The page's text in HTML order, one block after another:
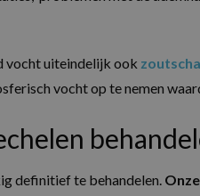
vocht uiteindelijk ook
vocht op te nemen
definitief te behandelen.